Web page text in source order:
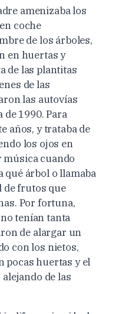
amenizaba los
coche
de los árboles,
en huertas y
de las plantitas
de las
las autovías
1990. Para
años, y trataba de
los ojos en
cuando
qué árbol o llamaba
de frutos que
Por fortuna,
tenían tanta
de alargar un
con los nietos,
pocas huertas y el
de las